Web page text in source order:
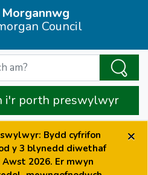
Council
i'r porth preswylwyr
Bydd cyfrifon
y 3 blynedd diwethaf
2026. Er mwyn
×